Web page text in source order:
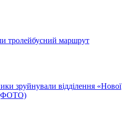
тролейбусний маршрут
зруйнували відділення «Нової
(ФОТО)